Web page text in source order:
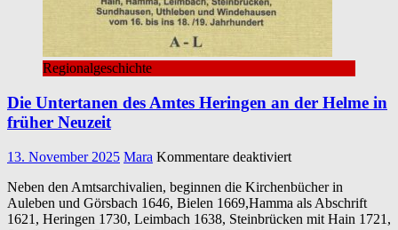
Regionalgeschichte
Die Untertanen des Amtes Heringen an der Helme in
früher Neuzeit
13. November 2025 Mara Kommentare deaktiviertfür
Untertanen
des
Amtes
Neben den Amtsarchivalien, beginnen die Kirchenbücher in
Auleben und Görsbach 1646, Bielen 1669,Hamma als Abschrift
1621, Heringen 1730, Leimbach 1638, Steinbrücken mit Hain 1721,